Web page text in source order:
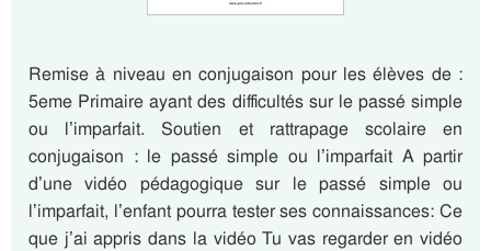
Remise à niveau en conjugaison pour les élèves de :
5eme Primaire ayant des difficultés sur le passé simple
ou l’imparfait. Soutien et rattrapage scolaire en
conjugaison : le passé simple ou l’imparfait A partir
d’une vidéo pédagogique sur le passé simple ou
l’imparfait, l’enfant pourra tester ses connaissances: Ce
que j’ai appris dans la vidéo Tu vas regarder en vidéo